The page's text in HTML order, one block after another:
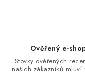
Ověřený e-
Stovky ověřených
našich zákazníků mluví